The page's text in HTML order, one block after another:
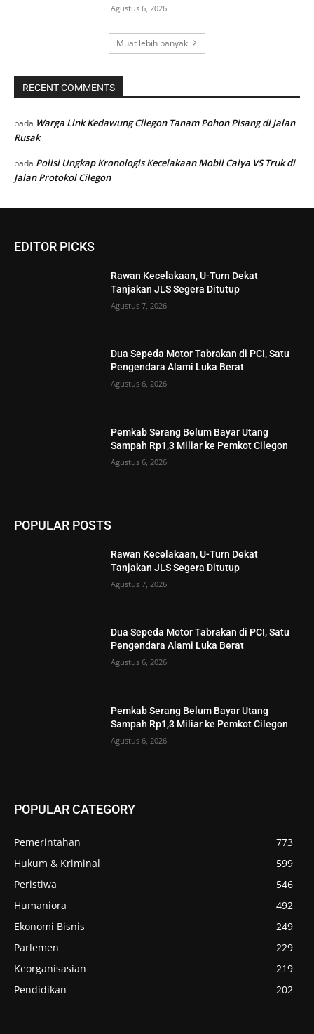
Agustus 6, 2026
Muat lebih banyak
RECENT COMMENTS
pada Warga Link Kedawung Cilegon Tanam Pohon Pisang di Jalan
Rusak
pada Polisi Ungkap Kronologis Kecelakaan Mobil Calya VS Truk di
Jalan Protokol Cilegon
EDITOR PICKS
Rawan Kecelakaan, U-Turn Dekat
Tanjakan JLS Segera Ditutup
Agustus 7, 2026
Dua Sepeda Motor Tabrakan di PCI, Satu
Pengendara Alami Luka Berat
Agustus 6, 2026
Pemkab Serang Belum Bayar Utang
Sampah Rp1,3 Miliar ke Pemkot Cilegon
Agustus 6, 2026
POPULAR POSTS
Rawan Kecelakaan, U-Turn Dekat
Tanjakan JLS Segera Ditutup
Agustus 7, 2026
Dua Sepeda Motor Tabrakan di PCI, Satu
Pengendara Alami Luka Berat
Agustus 6, 2026
Pemkab Serang Belum Bayar Utang
Sampah Rp1,3 Miliar ke Pemkot Cilegon
Agustus 6, 2026
POPULAR CATEGORY
Pemerintahan
773
Hukum & Kriminal
599
Peristiwa
546
Humaniora
492
Ekonomi Bisnis
249
Parlemen
229
Keorganisasian
219
Pendidikan
202